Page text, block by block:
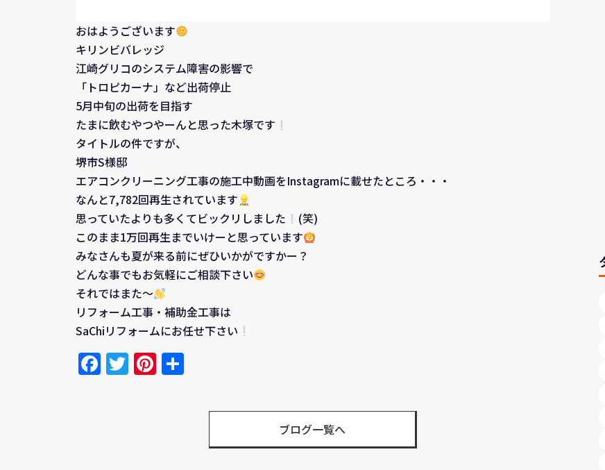
おはようございます
キリンビバレッジ
江崎グリコのシステム障害の影響で
「トロピカーナ」など出荷停止
5月中旬の出荷を目指す
たまに飲むやつやーんと思った木塚です
タイトルの件ですが、
堺市S様邸
エアコンクリーニング工事の施工中動画をInstagramに載せたところ・・・
なんと7,782回再生されています
思っていたよりも多くてビックリしました
(笑)
このまま1万回再生までいけーと思っています
みなさんも夏が来る前にぜひいかがですかー？
どんな事でもお気軽にご相談下さい
それではまた～
リフォーム工事・補助金工事は
SaChiリフォームにお任せ下さい
Facebook
TwitterPinterest
ブログ一覧へ